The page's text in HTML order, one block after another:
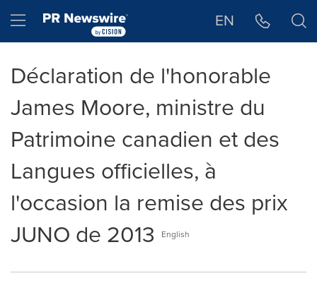
Hamburger menu EN
Déclaration de l'honorable
James Moore, ministre du
Patrimoine canadien et des
Langues officielles, à
l'occasion la remise des prix
JUNO de 2013
English